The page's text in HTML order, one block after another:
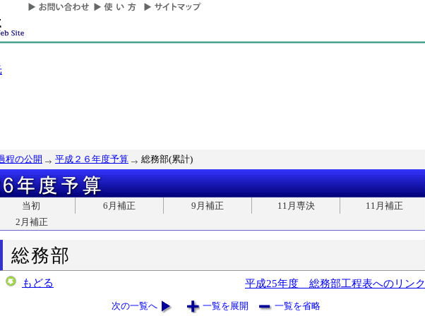
程の公開 平成２６年度予算 総務部(累計)
当初 6月補正 9月補正 11月専決
11月補正
2月補正
総務部
もどる 平成25年度 総務部工程表へのリンク
次の一覧へ 一覧を展開 一覧を省略